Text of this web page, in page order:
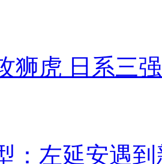
狮虎 日系三
：左延安遇